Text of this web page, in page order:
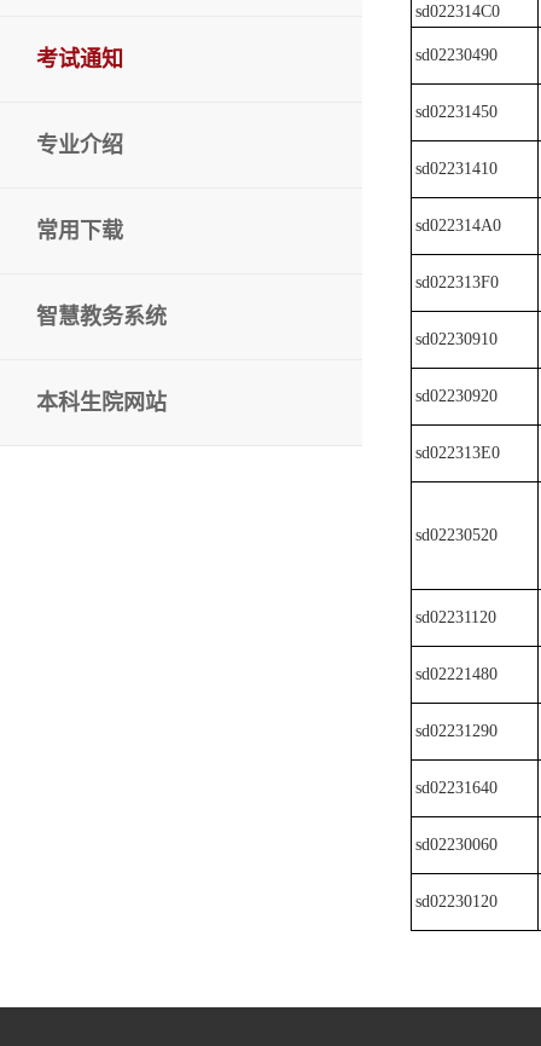
考试通知
专业介绍
常用下载
智慧教务系统
本科生院网站
sd022314C0
sd02230490
sd02231450
sd02231410
sd022314A0
sd022313F0
sd02230910
sd02230920
sd022313E0
sd02230520
sd02231120
sd02221480
sd02231290
sd02231640
sd02230060
sd02230120